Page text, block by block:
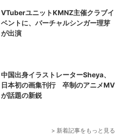
VTuberユニットKMNZ主催クラブイ
ベントに、バーチャルシンガー理芽
が出演
中国出身イラストレーターSheya、
日本初の画集刊行 卒制のアニメMV
が話題の新鋭
> 新着記事をもっと見る